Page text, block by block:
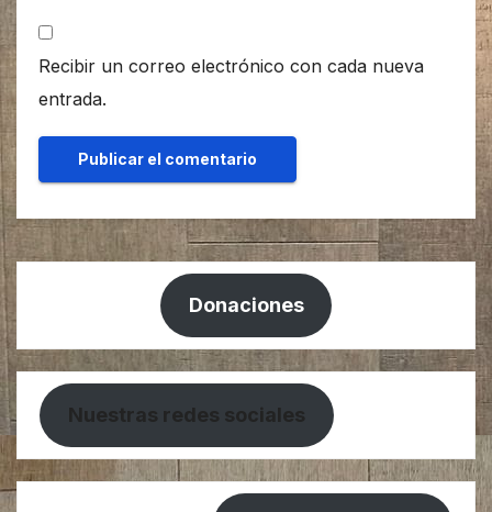
Recibir un correo electrónico con cada nueva
entrada.
Donaciones
Nuestras redes sociales